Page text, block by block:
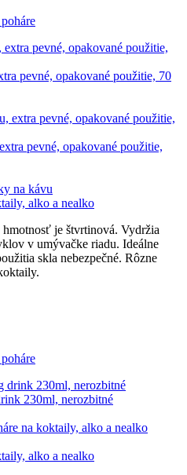
pevné, opakované použitie, 70
pevné, opakované použitie,
alko a nealko
hmotnosť je štvrtinová. Vydržia
v umývačke riadu. Ideálne
skla nebezpečné. Rôzne
230ml, nerozbitné
alko a nealko